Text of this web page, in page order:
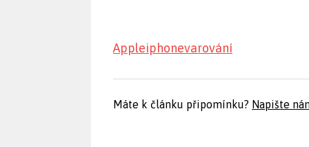
Appleiphonevarování
Máte k článku připomínku? Napište